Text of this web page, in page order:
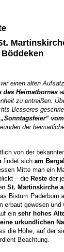
einen alten
des Heimatbornes
zu entreißen.
Besseres
„Sonntagsfeier“
der
von der
findet sich am
Mitte man ein
– die Reste der
St. Martinskirche
Bistum Paderborn
erbaut gewesen und
ein sehr hohes
urkundlichen
die Höhe, auf der
Beachtung.